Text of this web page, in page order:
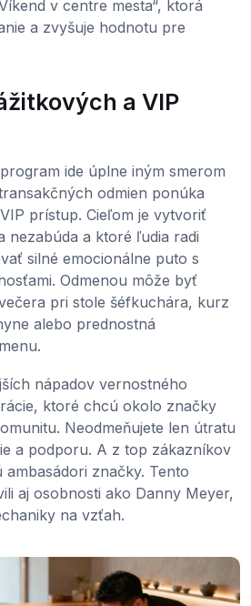
v centre mesta“, ktorá
a zvyšuje hodnotu pre
a VIP
ide úplne iným smerom
odmien ponúka
prístup. Cieľom je vytvoriť
nezabúda a ktoré ľudia radi
silné emocionálne puto s
Odmenou môže byť
pri stole šéfkuchára, kurz
alebo prednostná
nápadov vernostného
ktoré chcú okolo značky
Neodmeňujete len útratu
a podporu. A z top zákazníkov
značky. Tento
aj osobnosti ako Danny Meyer,
na vzťah.